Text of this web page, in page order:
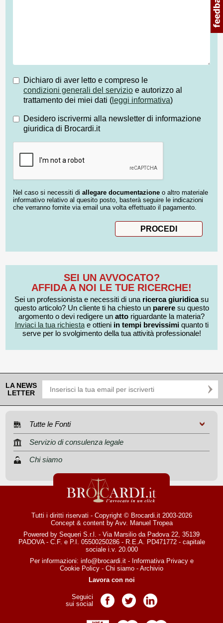
Dichiaro di aver letto e compreso le
condizioni generali del servizio e autorizzo al
trattamento dei miei dati ( leggi informativa)
Desidero iscrivermi alla newsletter di informazione
giuridica di Brocardi.it
Nel caso si necessiti di allegare documentazione o altro materiale
informativo relativo al quesito posto, basterà seguire le indicazioni
che verranno fornite via email una volta effettuato il pagamento.
SEI UN AVVOCATO?
AFFIDA A NOI LE TUE RICERCHE!
Sei un professionista e necessiti di una ricerca giuridicasu
questo articolo? Un cliente ti ha chiesto un pareresu questo
argomento o devi redigere un atto riguardante la materia?
Inviaci la tua richiestae ottieni in tempi brevissimiquanto ti
serve per lo svolgimento della tua attività professionale!
LA NEWS
LETTER
Tutte le Fonti
Servizio di consulenza legale
Chi siamo
Tutti i diritti riservati - Copyright © Brocardi.it 2003-2026
Concept & content by Avv. Manuel Tropea
Powered by Sequeri S.r.l. - Via Marsilio da Padova 22, 35139
PADOVA - C.F. e P.I. 05500250286 - R.E.A. PD471772 - capitale
sociale i.v. 20.000
Per informazioni: info@brocardi.it- Informativa Privacye
Cookie Policy - Chi siamo - Archivio
Lavora con noi
Seguici
sui social
Pagina Facebook
Pagina TwitterPagina LinkedIn